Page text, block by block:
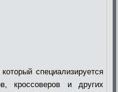
специализируется
кроссоверов и других